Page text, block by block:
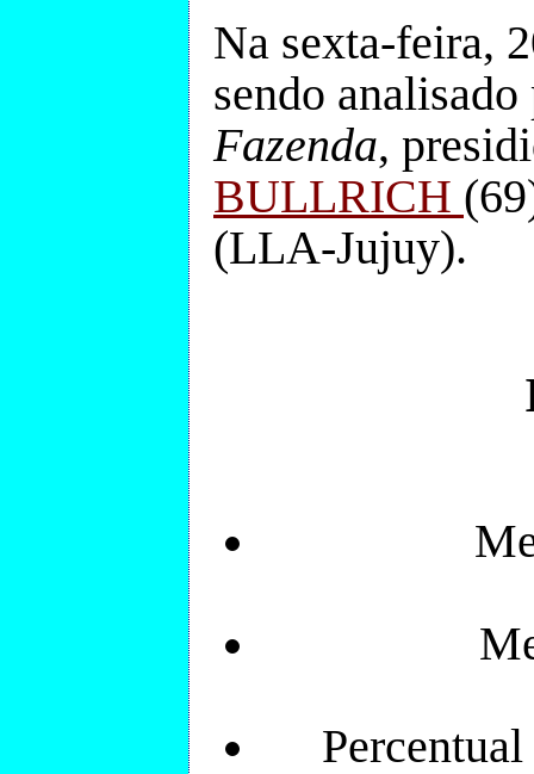
Na sexta-feira,
sendo
Fazenda,
BULLRICH
(LLA-Jujuy).